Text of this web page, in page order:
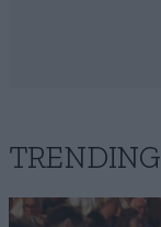
TRENDING